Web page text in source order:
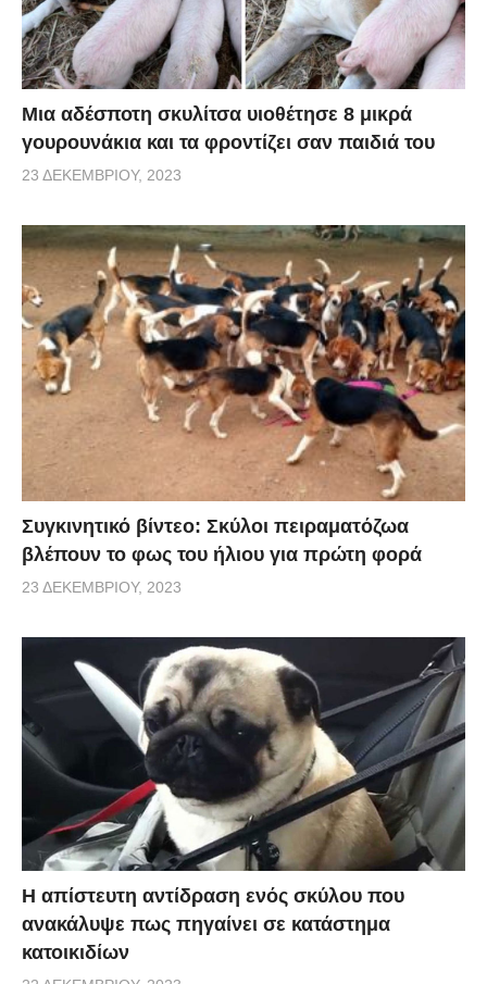
Μια αδέσποτη σκυλίτσα υιοθέτησε 8 μικρά
γουρουνάκια και τα φροντίζει σαν παιδιά του
23 ΔΕΚΕΜΒΡΊΟΥ, 2023
Συγκινητικό βίντεο: Σκύλοι πειραματόζωα
βλέπουν το φως του ήλιου για πρώτη φορά
23 ΔΕΚΕΜΒΡΊΟΥ, 2023
Η απίστευτη αντίδραση ενός σκύλου που
ανακάλυψε πως πηγαίνει σε κατάστημα
κατοικιδίων